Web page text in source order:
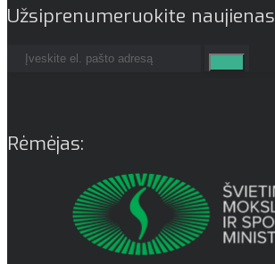
Užsiprenumeruokite naujienas
Rėmėjas: